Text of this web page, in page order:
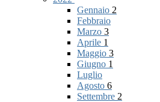
Gennaio 2
Febbraio
Marzo 3
Aprile 1
Maggio 3
Giugno 1
Luglio
Agosto 6
Settembre 2